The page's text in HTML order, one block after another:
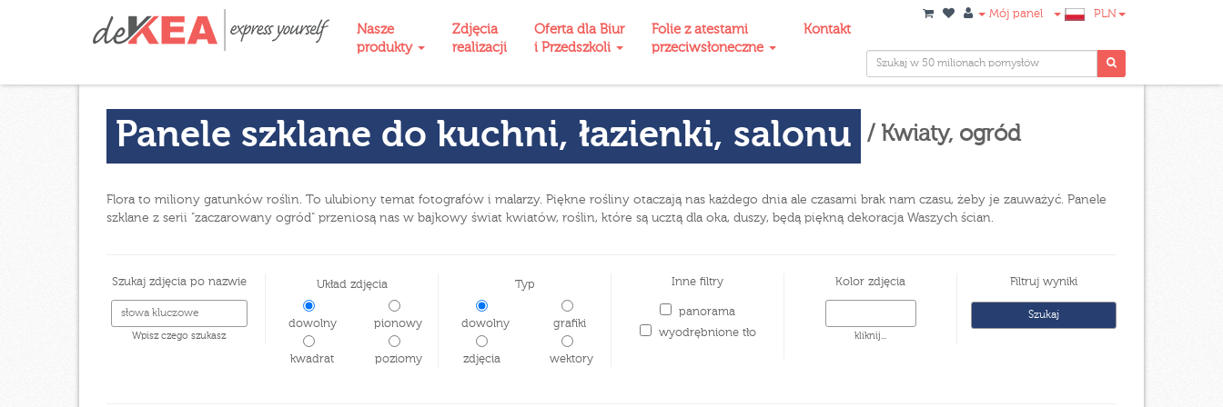
Nasze
produkty
Zdjęcia
realizacji
Oferta dla Biur
i Przedszkoli
Folie z atestami
przeciwsłoneczne
Kontakt
Mój panel PLN
Panele szklane do kuchni, łazienki, salonu / Kwiaty, ogród
Flora to miliony gatunków roślin. To ulubiony temat fotografów i malarzy. Piękne rośliny otaczają nas każdego dnia ale czasami brak nam czasu, żeby je zauważyć. Panele
szklane z serii "zaczarowany ogród" przeniosą nas w bajkowy świat kwiatów, roślin, które są ucztą dla oka, duszy, będą piękną dekoracja Waszych ścian.
Szukaj zdjęcia po nazwie
Wpisz czego szukasz
Układ zdjęcia
dowolny
kwadrat
pionowy
poziomy
Typ
dowolny
zdjęcia
grafiki
wektory
Inne filtry
panorama
wyodrębnione tło
Kolor zdjęcia
kliknij...
Filtruj wyniki